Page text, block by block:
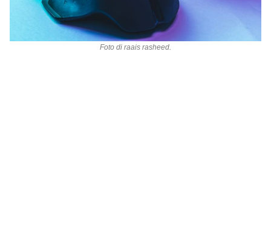
Foto di raais rasheed